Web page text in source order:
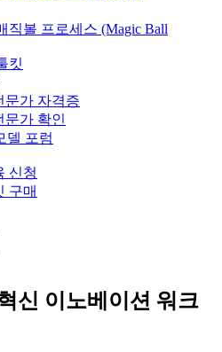
직볼 프로세스 (Magic Ball
킷
문가 자격증
문가 확인
델 포럼
신청
구매
신 이노베이션 워크